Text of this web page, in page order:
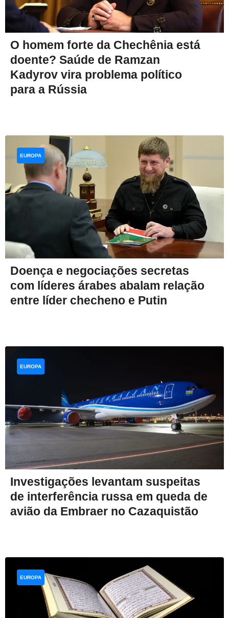
O homem forte da Chechênia está
doente? Saúde de Ramzan
Kadyrov vira problema político
para a Rússia
Doença e negociações secretas
com líderes árabes abalam relação
entre líder checheno e Putin
EUROPA
Investigações levantam suspeitas
de interferência russa em queda de
avião da Embraer no Cazaquistão
EUROPA
EUROPA